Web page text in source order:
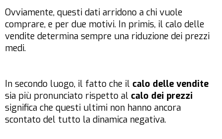
Ovviamente, questi dati arridono a chi vuole
comprare, e per due motivi. In primis, il calo delle
vendite determina sempre una riduzione dei prezzi
medi.
In secondo luogo, il fatto che il calo delle vendite
sia più pronunciato rispetto al calo dei prezzi
significa che questi ultimi non hanno ancora
scontato del tutto la dinamica negativa.